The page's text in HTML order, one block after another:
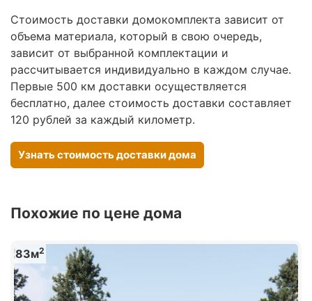
Стоимость доставки домокомплекта зависит от
объема материала, который в свою очередь,
зависит от выбранной комплектации и
рассчитывается индивидуально в каждом случае.
Первые 500 км доставки осуществляется
бесплатно, далее стоимость доставки составляет
120 рублей за каждый километр.
Узнать стоимость доставки дома
Похожие по цене дома
83м2